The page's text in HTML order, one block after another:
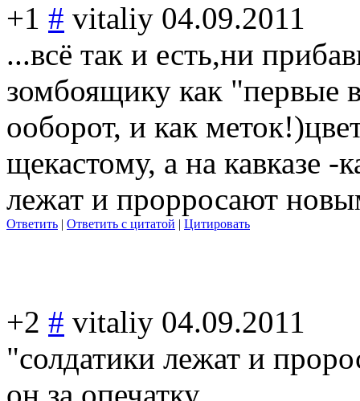
+1 # vitaliy 04.09.2011
...всё так и есть,ни
зомбоящику как "первые
ооборот, и как
щекастому, а на кавказе -
лежат и прорросают
Ответить | Ответить с цитатой | Цитировать
+2 # vitaliy 04.09.2011
"солдатики лежат и